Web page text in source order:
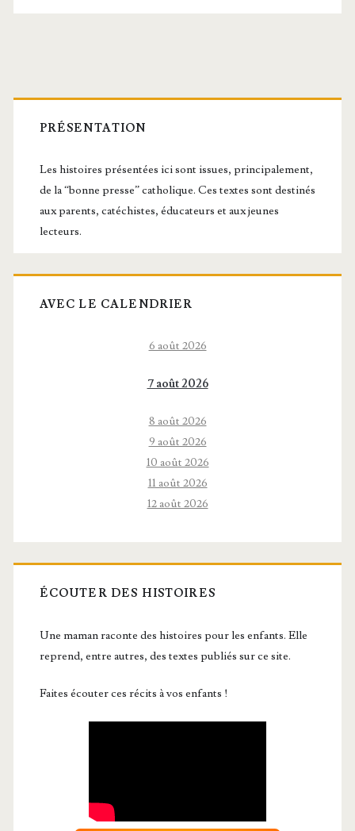
Barre
latérale
principale
PRÉSENTATION
Les histoires présentées ici sont issues, principalement,
de la “bonne presse” catholique. Ces textes sont destinés
aux parents, catéchistes, éducateurs et aux jeunes
lecteurs.
AVEC LE CALENDRIER
6 août 2026
7 août 2026
8 août 2026
9 août 2026
10 août 2026
11 août 2026
12 août 2026
ÉCOUTER DES HISTOIRES
Une maman raconte des histoires pour les enfants. Elle
reprend, entre autres, des textes publiés sur ce site.
Faites écouter ces récits à vos enfants !